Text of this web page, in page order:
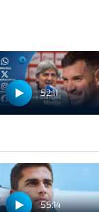
52:11
55:14